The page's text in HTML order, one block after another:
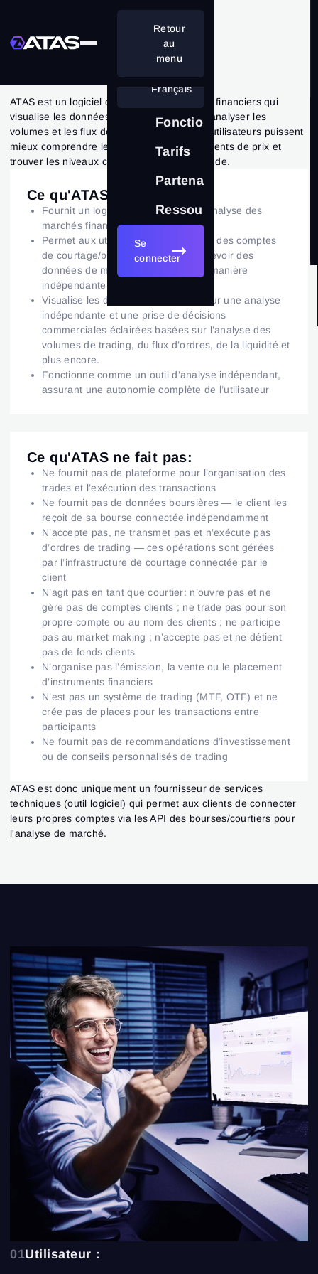
Fonctionnalités
Tarifs
Partenariat
Ressources
Français
Se
connecter
Retour
au
menu
ATAS est un logiciel d'analyse des marchés financiers qui
visualise les données du marché, aidant à analyser les
volumes et les flux de liquidité afin que les utilisateurs puissent
mieux comprendre les raisons des mouvements de prix et
trouver les niveaux clés d'offre et de demande.
Ce qu'ATAS fait
Fournit un logiciel spécialisé pour l’analyse des
marchés financiers.
Permet aux utilisateurs de connecter des comptes
de courtage/bourse via API pour recevoir des
données de marché et les gérer de manière
indépendante
Visualise les données de marché pour une analyse
indépendante et une prise de décisions
commerciales éclairées basées sur l’analyse des
volumes de trading, du flux d’ordres, de la liquidité et
plus encore.
Fonctionne comme un outil d’analyse indépendant,
assurant une autonomie complète de l’utilisateur
Ce qu'ATAS ne fait pas:
Ne fournit pas de plateforme pour l’organisation des
trades et l’exécution des transactions
Ne fournit pas de données boursières — le client les
reçoit de sa bourse connectée indépendamment
N’accepte pas, ne transmet pas et n’exécute pas
d’ordres de trading — ces opérations sont gérées
par l’infrastructure de courtage connectée par le
client
N’agit pas en tant que courtier: n’ouvre pas et ne
gère pas de comptes clients ; ne trade pas pour son
propre compte ou au nom des clients ; ne participe
pas au market making ; n’accepte pas et ne détient
pas de fonds clients
N’organise pas l’émission, la vente ou le placement
d’instruments financiers
N’est pas un système de trading (MTF, OTF) et ne
crée pas de places pour les transactions entre
participants
Ne fournit pas de recommandations d’investissement
ou de conseils personnalisés de trading
ATAS est donc uniquement un fournisseur de services
techniques (outil logiciel) qui permet aux clients de connecter
leurs propres comptes via les API des bourses/courtiers pour
l'analyse de marché.
01Utilisateur :